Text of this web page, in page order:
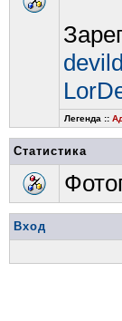
Легенда ::
Статистика
Вход